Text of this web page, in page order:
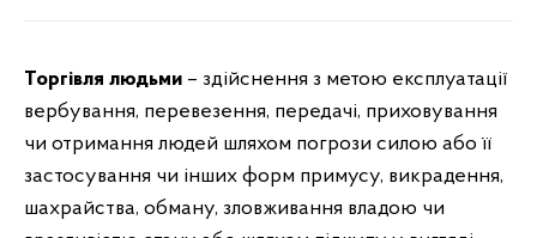
Торгівля людьми – здійснення з метою експлуатації
вербування, перевезення, передачі, приховування
чи отримання людей шляхом погрози силою або її
застосування чи інших форм примусу, викрадення,
шахрайства, обману, зловживання владою чи